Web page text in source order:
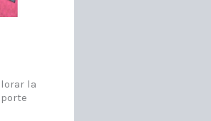
la